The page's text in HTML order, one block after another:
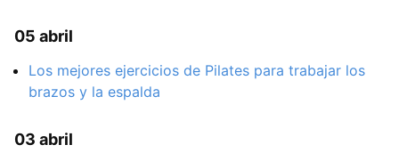
05 abril
Los mejores ejercicios de Pilates para trabajar los
brazos y la espalda
03 abril